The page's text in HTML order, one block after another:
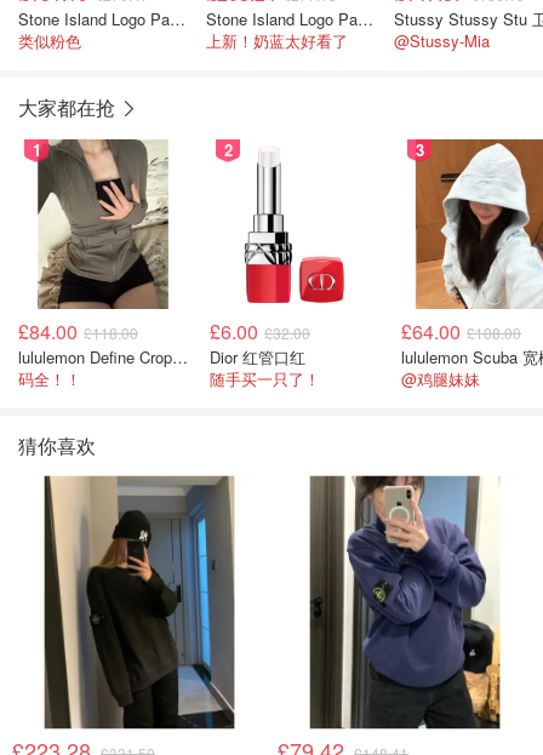
Stone Island Logo Patch 圆领卫衣
类似粉色
Stone Island Logo Patch 圆领卫衣
上新！奶蓝太好看了
@Stussy-Mia
大家都在抢
1
£84.00 £118.00
lululemon Define Cropped Jacket Nulu 短款夹克
码全！！
2
£6.00 £32.00
Dior 红管口红
随手买一只了！
3
£64.00 £108.00
@鸡腿妹妹
猜你喜欢